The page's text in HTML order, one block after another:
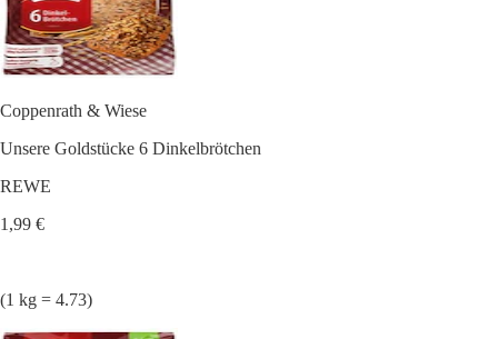
Coppenrath & Wiese
Unsere Goldstücke 6 Dinkelbrötchen
REWE
1,99 €
(1 kg = 4.73)